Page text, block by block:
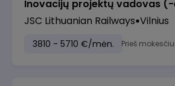
Inovacijų projektų vadovas (-
JSC Lithuanian Railways Vilnius
3810 - 5710 €/mėn. Prieš